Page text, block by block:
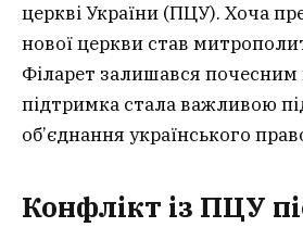
церкві України (ПЦУ). Хоча
нової церкви став
Філарет залишався почесним
підтримка стала важливою
об’єднання українського
Конфлікт із ПЦУ